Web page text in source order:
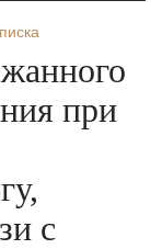
при
с